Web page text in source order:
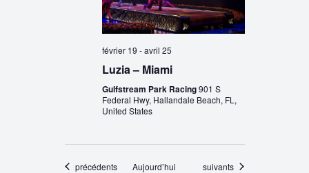
février 19 -avril 25
Luzia – Miami
Gulfstream Park Racing901 S
Federal Hwy, Hallandale Beach, FL,
United States
Évènements
précédents Aujourd’hui Évènements
suivants